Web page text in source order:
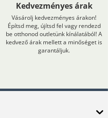
Kedvezményes árak
Vásárolj kedvezményes árakon!
Építsd meg, újítsd fel vagy rendezd
be otthonod outletünk kínálatából! A
kedvező árak mellett a minőséget is
garantáljuk.